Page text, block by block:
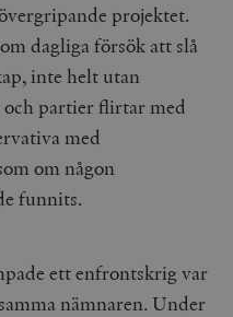
projektet.
dagliga försök att slå
inte helt utan
partier flirtar med
med
om någon
funnits.
ett enfrontskrig var
nämnaren. Under